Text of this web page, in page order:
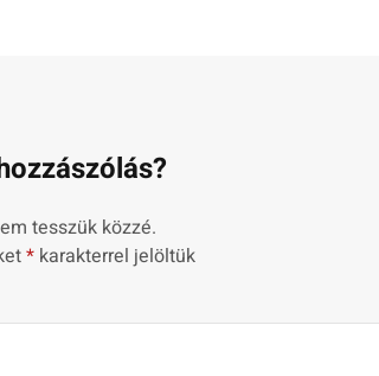
tesszük közzé.
* karakterrel jelöltük